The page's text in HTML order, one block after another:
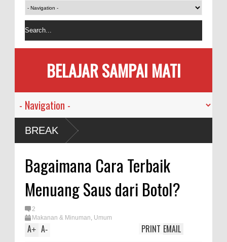
BELAJAR SAMPAI MATI
BREAK
Bagaimana Cara Terbaik
Menuang Saus dari Botol?
2
Makanan & Minuman, Umum
A+ A- EMAIL
PRINT